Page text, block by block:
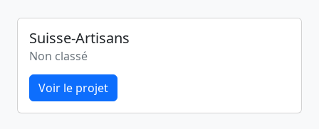
Suisse-Artisans
Non classé
Voir le projet